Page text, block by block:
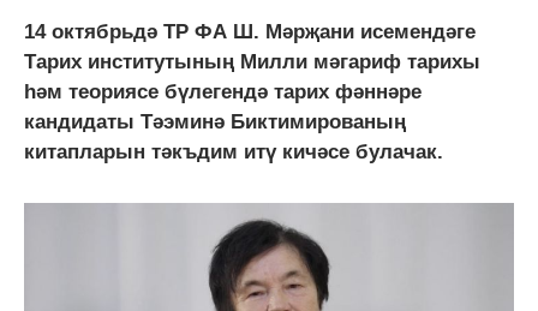
14 октябрьдә ТР ФА Ш. Мәрҗани исемендәге
Тарих институтының Милли мәгариф тарихы
һәм теориясе бүлегендә тарих фәннәре
кандидаты Тәэминә Биктимированың
китапларын тәкъдим итү кичәсе булачак.